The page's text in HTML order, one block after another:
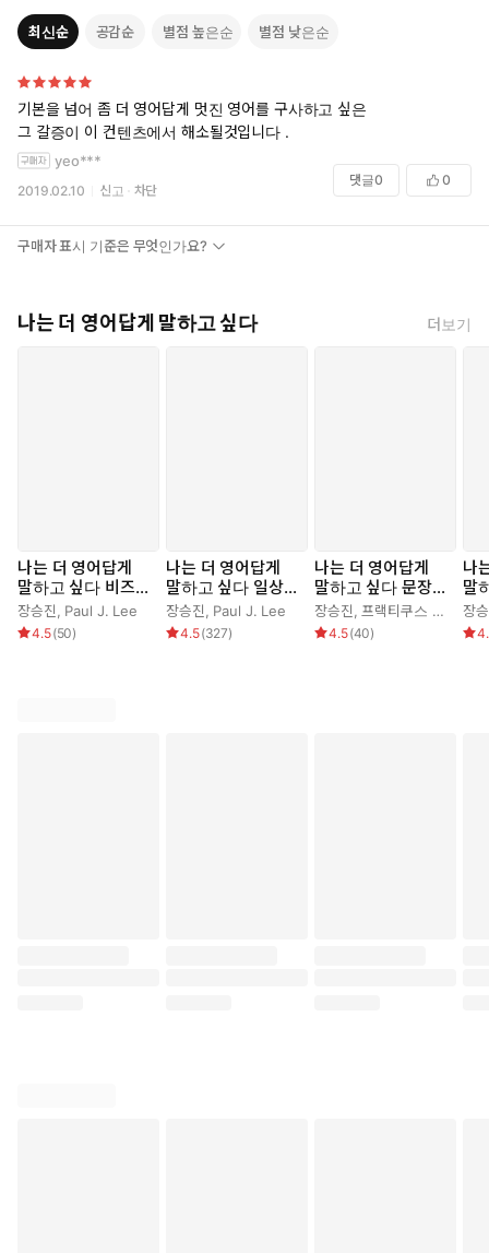
최신순 공감순 별점 높은순 별점 낮은순
기본을 넘어 좀 더 영어답게 멋진 영어를 구사하고 싶은
그 갈증이 이 컨텐츠에서 해소될것입니다 .
yeo***
2019.02.10 신고 차단
댓글0 0
구매자 표시 기준은 무엇인가요?
나는 더 영어답게 말하고 싶다 더보기
나는 더 영어답게
말하고 싶다 비즈니
스 편
장승진, Paul J. Lee
4.5(50)
나는 더 영어답게
말하고 싶다 일상회
화 편
장승진, Paul J. Lee
4.5(327)
나는 더 영어답게
말하고 싶다 문장만
들기 편
장승진,프랙티쿠스 연구팀
4.5(40)
나
말
편
장